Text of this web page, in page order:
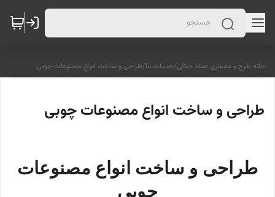
خانه طرح و معماری عماد جلالی/خدمات ما/طراحی و ساخت انواع مصنوعات چوبی
طراحی و ساخت انواع مصنوعات چوبی
طراحی و ساخت انواع مصنوعات
چوبی